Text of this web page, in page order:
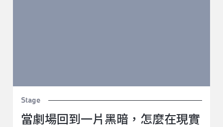
Stage
當劇場回到一片黑暗，怎麼在現實